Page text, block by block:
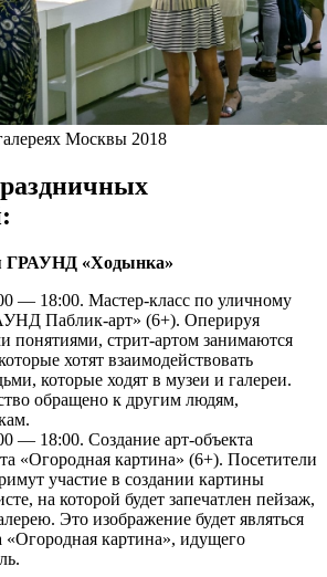
Москвы 2018
ГРАУНД «Ходынка»
— 18:00. Мастер-класс по уличному
Паблик-арт» (6+). Оперируя
понятиями, стрит-артом занимаются
хотят взаимодействовать
которые ходят в музеи и галереи.
обращено к другим людям,
— 18:00. Создание арт-объекта
«Огородная картина» (6+). Посетители
участие в создании картины
на которой будет запечатлен пейзаж,
Это изображение будет являться
«Огородная картина», идущего